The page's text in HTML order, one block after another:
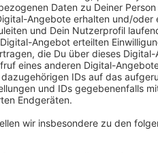
Es sei enorm wichtig, dass
schwer krank ist und ins
Krankenhaus macht sich
ist, sollte - vor allem am
Die Christophorus Kliniken in
Coronapatienten auf den